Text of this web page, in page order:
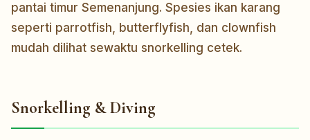
pantai timur Semenanjung. Spesies ikan karang
seperti parrotfish, butterflyfish, dan clownfish
mudah dilihat sewaktu snorkelling cetek.
Snorkelling & Diving